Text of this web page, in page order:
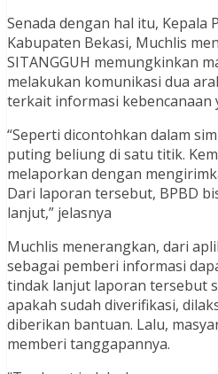
Senada dengan hal itu, Kepala
Kabupaten Bekasi, Muchlis
SITANGGUH memungkinkan
melakukan komunikasi dua
terkait informasi kebencanaan
“Seperti dicontohkan dalam
puting beliung di satu titik.
melaporkan dengan
Dari laporan tersebut, BPBD
lanjut,” jelasnya
Muchlis menerangkan, dari
sebagai pemberi informasi
tindak lanjut laporan tersebut
apakah sudah diverifikasi,
diberikan bantuan. Lalu,
memberi tanggapannya.